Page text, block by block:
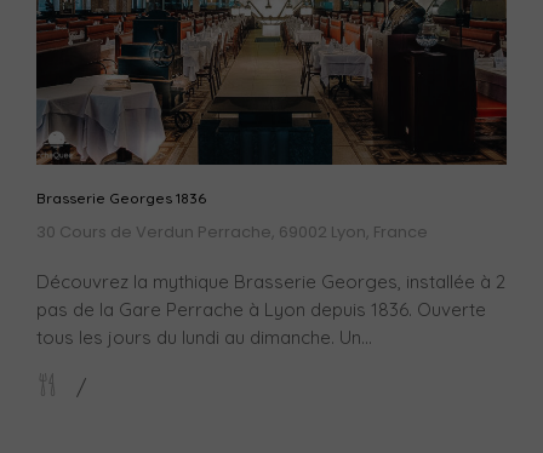
Brasserie Georges 1836
30 Cours de Verdun Perrache, 69002 Lyon, France
Découvrez la mythique Brasserie Georges, installée à 2
pas de la Gare Perrache à Lyon depuis 1836. Ouverte
tous les jours du lundi au dimanche. Un...